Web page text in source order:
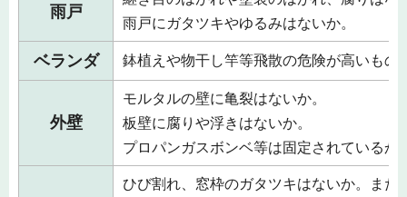
雨戸
雨戸にガタツキやゆるみはないか。
ベランダ 鉢植えや物干し竿等飛散の危険が高いもの
外壁
モルタルの壁に亀裂はないか。
板壁に腐りや浮きはないか。
プロパンガスボンベ等は固定されているか
ひび割れ、窓枠のガタツキはないか。また